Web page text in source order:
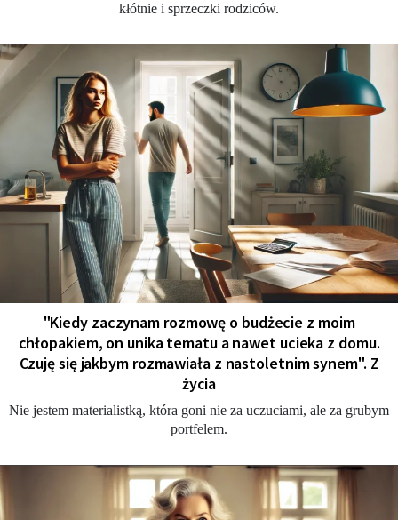
kłótnie i sprzeczki rodziców.
"Kiedy zaczynam rozmowę o budżecie z moim
chłopakiem, on unika tematu a nawet ucieka z domu.
Czuję się jakbym rozmawiała z nastoletnim synem". Z
życia
Nie jestem materialistką, która goni nie za uczuciami, ale za grubym
portfelem.